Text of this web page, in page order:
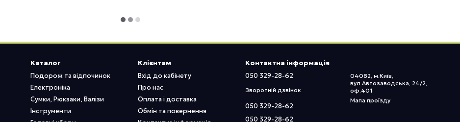
Каталог
Подорож та відпочинок
Електроніка
Сумки, Рюкзаки, Валізи
Інструменти
Клієнтам
Вхід до кабінету
Про нас
Оплата і доставка
Обмін та повернення
Контактна інформація
050 329-28-62
Зворотній дзвінок
050 329-28-62
050 329-28-62
04082, м.Київ,
вул.Автозаводська, 24/2,
оф.401
Мапа проїзду